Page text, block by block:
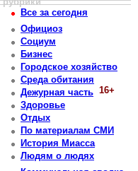
Все за сегодня
Официоз
Социум
Бизнес
Городское хозяйство
Среда обитания
Дежурная часть 16+
Здоровье
Отдых
По материалам СМИ
История Миасса
Людям о людях